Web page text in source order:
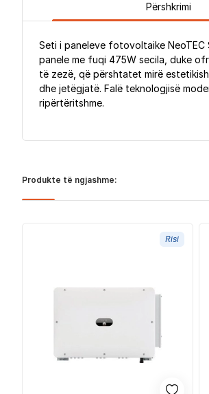
Përshkrimi
Seti i paneleve fotovoltaike NeoTEC
panele me fuqi 475W secila, duke
të zezë, që përshtatet mirë
dhe jetëgjatë. Falë teknologjisë
ripërtëritshme.
Produkte të ngjashme:
Risi